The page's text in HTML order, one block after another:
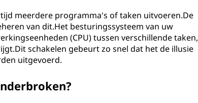
meerdere programma's of taken uitvoeren.De
van dit.Het besturingssysteem van uw
(CPU) tussen verschillende taken,
schakelen gebeurt zo snel dat het de illusie
uitgevoerd.